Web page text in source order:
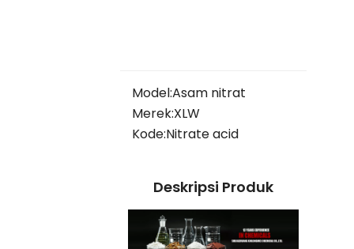
Model:Asam nitrat
Merek:XLW
Kode:Nitrate acid
Deskripsi Produk